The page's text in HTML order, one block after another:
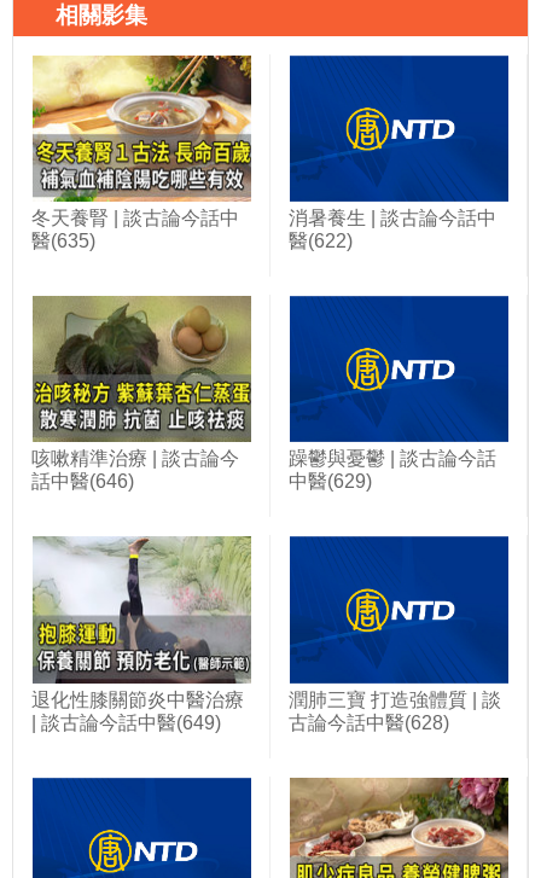
相關影集
冬天養腎 | 談古論今話中
醫(635)
消暑養生 | 談古論今話中
醫(622)
咳嗽精準治療 | 談古論今
話中醫(646)
躁鬱與憂鬱 | 談古論今話
中醫(629)
退化性膝關節炎中醫治療
| 談古論今話中醫(649)
潤肺三寶 打造強體質 | 談
古論今話中醫(628)